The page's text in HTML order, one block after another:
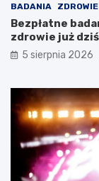
BADANIA ZDROWIE
Bezpłatne
zdrowie już
5 sierpnia 2026